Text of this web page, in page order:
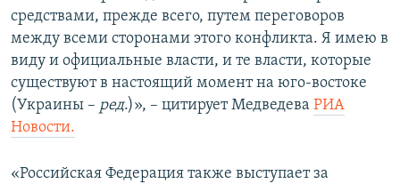
средствами, прежде всего, путем переговоров
между всеми сторонами этого конфликта. Я имею в
виду и официальные власти, и те власти, которые
существуют в настоящий момент на юго-востоке
(Украины – ред.)», – цитирует Медведева РИА
Новости.
«Российская Федерация также выступает за